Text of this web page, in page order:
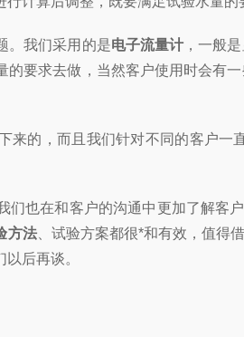
。我们采用的是电子流量计 ，一般
要求去做，当然客户使用时会有
来的，而且我们针对不同的客户
们也在和客户的沟通中更加了解
方法、试验方案都很*和有效，值得
后再谈。